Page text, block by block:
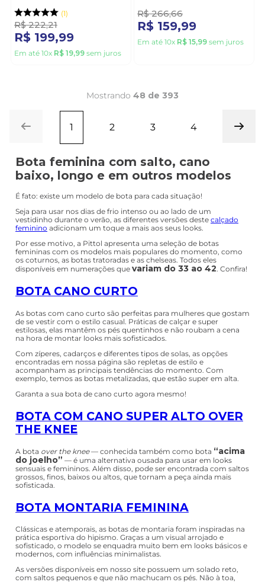
Tênis Via Marte Casual
Feminino Peluciado
030-001-02 Marrom
1
21
R$ 199,99
Bota Coturno Via Marte
Feminina 002-003-01
Preto
R$ 266,66
Bota feminina com salto, cano
baixo, longo e em outros modelos
É fato: existe um modelo de bota para cada situação!
Seja para usar nos dias de frio intenso ou ao lado de um
vestidinho durante o verão, as diferentes versões destecalçado
femininoadicionam um toque a mais aos seus looks.
Por esse motivo, a Pittol apresenta uma seleção de botas
femininas com os modelos mais populares do momento, como
disponíveis em numerações quevariam do 33 ao 42
BOTA CANO CURTO
As botas com cano curto são perfeitas para mulheres que gostam
de se vestir com o estilo casual. Práticas de calçar e super
estilosas, elas mantêm os pés quentinhos e não roubam a cena
na hora de montar looks mais sofisticados.
Com zíperes, cadarços e diferentes tipos de solas, as opções
encontradas em nossa página são repletas de estilo e
acompanham as principais tendências do momento. Com
exemplo, temos as botas metalizadas, que estão super em alta.
Garanta a sua bota de cano curto agora mesmo!
BOTA COM CANO SUPER ALTO OVER
THE KNEE
A botaover the knee— conhecida também como bota“acima
do joelho”— é uma alternativa ousada para usar em looks
sofisticada.
BOTA MONTARIA FEMININA
Clássicas e atemporais, as botas de montaria foram inspiradas na
prática esportiva do hipismo. Graças a um visual arrojado e
sofisticado, o modelo se enquadra muito bem em looks básicos e
modernos, com influências minimalistas.